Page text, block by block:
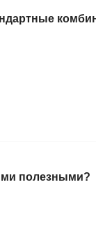
полезными?